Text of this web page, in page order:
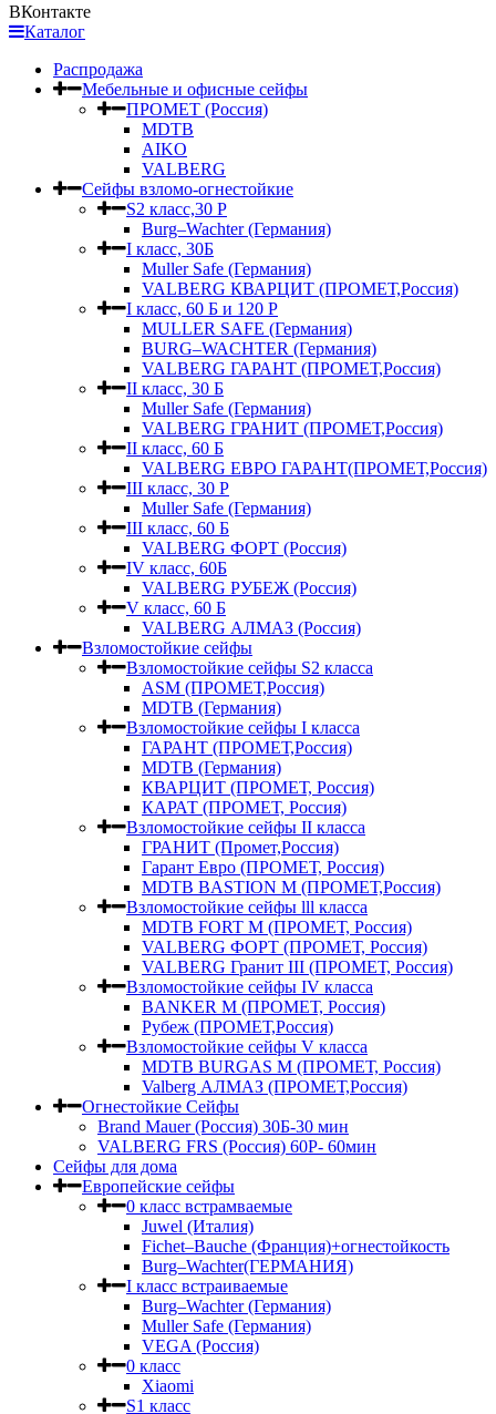
ВКонтакте
Каталог
Распродажа
Мебельные и офисные сейфы
ПРОМЕТ (Россия)
MDTB
AIKO
VALBERG
Сейфы взломо-огнестойкие
S2 класс,30 Р
Burg–Wachter (Германия)
I класс, 30Б
Muller Safe (Германия)
VALBERG КВАРЦИТ (ПРОМЕТ,Россия)
I класс, 60 Б и 120 Р
MULLER SAFE (Германия)
BURG–WACHTER (Германия)
VALBERG ГАРАНТ (ПРОМЕТ,Россия)
II класс, 30 Б
Muller Safe (Германия)
VALBERG ГРАНИТ (ПРОМЕТ,Россия)
II класс, 60 Б
VALBERG ЕВРО ГАРАНТ(ПРОМЕТ,Россия)
III класс, 30 Р
Muller Safe (Германия)
III класс, 60 Б
VALBERG ФОРТ (Россия)
IV класс, 60Б
VALBERG РУБЕЖ (Россия)
V класс, 60 Б
VALBERG АЛМАЗ (Россия)
Взломостойкие сейфы
Взломостойкие сейфы S2 класса
ASM (ПРОМЕТ,Россия)
MDTB (Германия)
Взломостойкие сейфы I класса
ГАРАНТ (ПРОМЕТ,Россия)
MDTB (Германия)
КВАРЦИТ (ПРОМЕТ, Россия)
КАРАТ (ПРОМЕТ, Россия)
Взломостойкие сейфы II класса
ГРАНИТ (Промет,Россия)
Гарант Евро (ПРОМЕТ, Россия)
MDTB BASTION M (ПРОМЕТ,Россия)
Взломостойкие сейфы lll класса
MDTB FORT M (ПРОМЕТ, Россия)
VALBERG ФОРТ (ПРОМЕТ, Россия)
VALBERG Гранит III (ПРОМЕТ, Россия)
Взломостойкие сейфы IV класса
BANKER M (ПРОМЕТ, Россия)
Рубеж (ПРОМЕТ,Россия)
Взломостойкие сейфы V класса
MDTB BURGAS M (ПРОМЕТ, Россия)
Valberg АЛМАЗ (ПРОМЕТ,Россия)
Огнестойкие Сейфы
Brand Mauer (Россия) 30Б-30 мин
VALBERG FRS (Россия) 60Р- 60мин
Сейфы для дома
Европейские сейфы
0 класс встрамваемые
Juwel (Италия)
Fichet–Bauche (Франция)+огнестойкость
Burg–Wachter(ГЕРМАНИЯ)
I класс встраиваемые
Burg–Wachter (Германия)
Muller Safe (Германия)
VEGA (Россия)
0 класс
Xiaomi
S1 класс